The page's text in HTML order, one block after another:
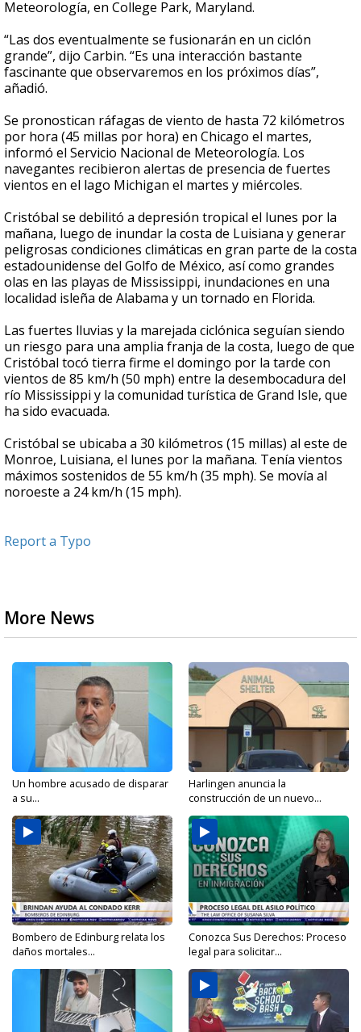
Meteorología, en College Park, Maryland.
“Las dos eventualmente se fusionarán en un ciclón
grande”, dijo Carbin. “Es una interacción bastante
fascinante que observaremos en los próximos días”,
añadió.
Se pronostican ráfagas de viento de hasta 72 kilómetros
por hora (45 millas por hora) en Chicago el martes,
informó el Servicio Nacional de Meteorología. Los
navegantes recibieron alertas de presencia de fuertes
vientos en el lago Michigan el martes y miércoles.
Cristóbal se debilitó a depresión tropical el lunes por la
mañana, luego de inundar la costa de Luisiana y generar
peligrosas condiciones climáticas en gran parte de la costa
estadounidense del Golfo de México, así como grandes
olas en las playas de Mississippi, inundaciones en una
localidad isleña de Alabama y un tornado en Florida.
Las fuertes lluvias y la marejada ciclónica seguían siendo
un riesgo para una amplia franja de la costa, luego de que
Cristóbal tocó tierra firme el domingo por la tarde con
vientos de 85 km/h (50 mph) entre la desembocadura del
río Mississippi y la comunidad turística de Grand Isle, que
ha sido evacuada.
Cristóbal se ubicaba a 30 kilómetros (15 millas) al este de
Monroe, Luisiana, el lunes por la mañana. Tenía vientos
máximos sostenidos de 55 km/h (35 mph). Se movía al
noroeste a 24 km/h (15 mph).
Report a Typo
More News
Un hombre acusado de disparar
a su...
Harlingen anuncia la
construcción de un nuevo...
Bombero de Edinburg relata los
daños mortales...
Conozca Sus Derechos: Proceso
legal para solicitar...